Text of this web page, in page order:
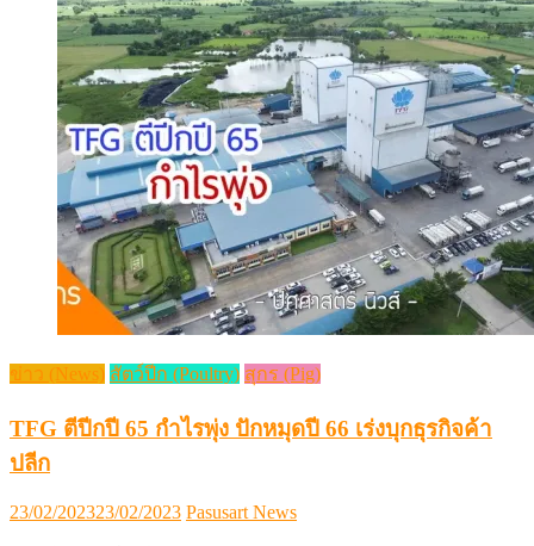
ข่าว (News) สัตว์ปีก (Poultry) สุกร (Pig)
TFG ตีปีกปี 65 กำไรพุ่ง ปักหมุดปี 66 เร่งบุกธุรกิจค้า
ปลีก
Posted
23/02/202323/02/2023 Author
Pasusart News